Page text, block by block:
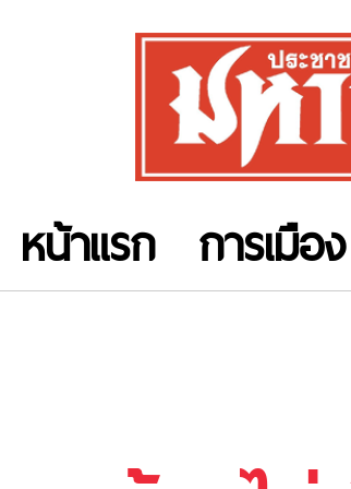
หน้าแรก การเมือง